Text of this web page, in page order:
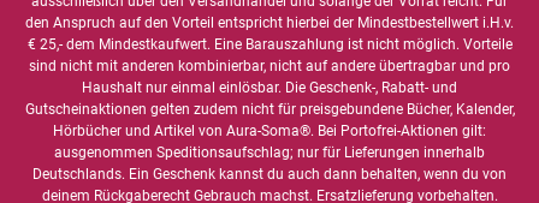
den Anspruch auf den Vorteil entspricht hierbei der Mindestbestellwert i.H.v.
€ 25,- dem Mindestkaufwert. Eine Barauszahlung ist nicht möglich. Vorteile
sind nicht mit anderen kombinierbar, nicht auf andere übertragbar und pro
Haushalt nur einmal einlösbar. Die Geschenk-, Rabatt- und
Gutscheinaktionen gelten zudem nicht für preisgebundene Bücher, Kalender,
Hörbücher und Artikel von Aura-Soma®. Bei Portofrei-Aktionen gilt:
ausgenommen Speditionsaufschlag; nur für Lieferungen innerhalb
Deutschlands. Ein Geschenk kannst du auch dann behalten, wenn du von
deinem Rückgaberecht Gebrauch machst. Ersatzlieferung vorbehalten.